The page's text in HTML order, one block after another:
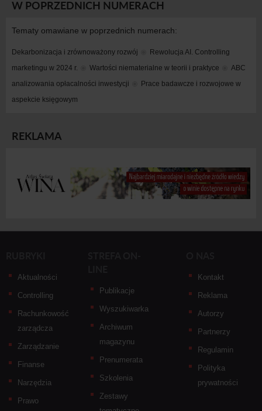
W POPRZEDNICH NUMERACH
Tematy omawiane w poprzednich numerach:
Dekarbonizacja i zrównoważony rozwój
Rewolucja AI. Controlling
marketingu w 2024 r.
Wartości niematerialne w teorii i praktyce
ABC
analizowania opłacalności inwestycji
Prace badawcze i rozwojowe w
aspekcie księgowym
REKLAMA
Aktualności
Controlling
Rachunkowość
zarządcza
Zarządzanie
Finanse
Narzędzia
Prawo
Publikacje
Wyszukiwarka
Archiwum
magazynu
Prenumerata
Szkolenia
Zestawy
Kontakt
Reklama
Autorzy
Partnerzy
Regulamin
Polityka
prywatności